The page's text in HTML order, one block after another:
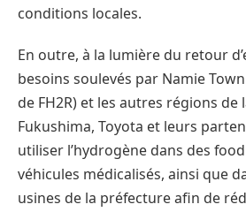
conditions locales.
En outre, à la lumière du retour
besoins soulevés par Namie
de FH2R) et les autres régions
Fukushima, Toyota et leurs
utiliser l’hydrogène dans des
véhicules médicalisés, ainsi que
usines de la préfecture afin de